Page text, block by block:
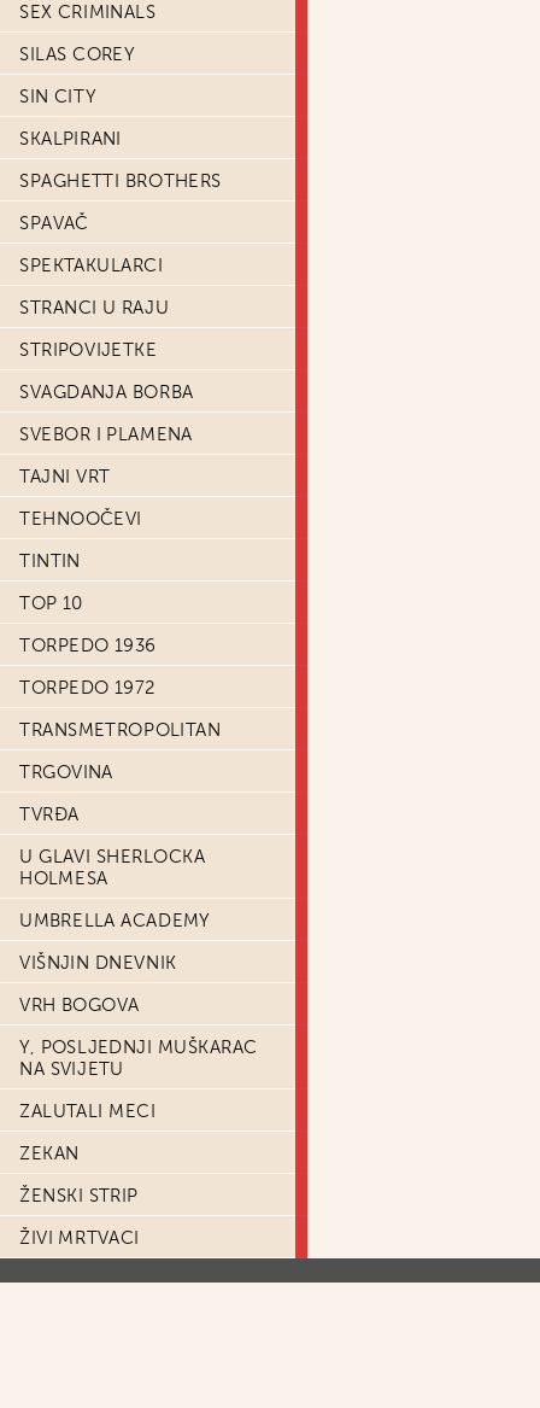
SEX CRIMINALS
SILAS COREY
SIN CITY
SKALPIRANI
SPAGHETTI BROTHERS
SPAVAČ
SPEKTAKULARCI
STRANCI U RAJU
STRIPOVIJETKE
SVAGDANJA BORBA
SVEBOR I PLAMENA
TAJNI VRT
TEHNOOČEVI
TINTIN
TOP 10
TORPEDO 1936
TORPEDO 1972
TRANSMETROPOLITAN
TRGOVINA
TVRĐA
U GLAVI SHERLOCKA
HOLMESA
UMBRELLA ACADEMY
VIŠNJIN DNEVNIK
VRH BOGOVA
Y, POSLJEDNJI MUŠKARAC
NA SVIJETU
ZALUTALI MECI
ZEKAN
ŽENSKI STRIP
ŽIVI MRTVACI